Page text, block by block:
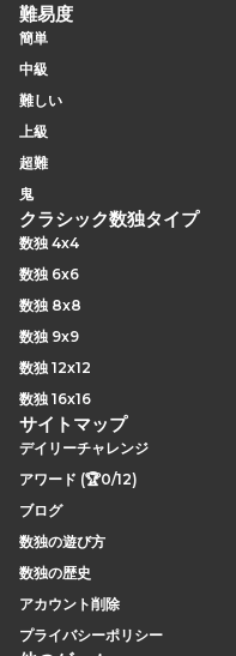
難易度
簡単
中級
難しい
上級
超難
鬼
クラシック数独タイプ
数独 4x4
数独 6x6
数独 8x8
数独 9x9
数独 12x12
数独 16x16
サイトマップ
デイリーチャレンジ
アワード (🏆0/12)
ブログ
数独の遊び方
数独の歴史
アカウント削除
プライバシーポリシー